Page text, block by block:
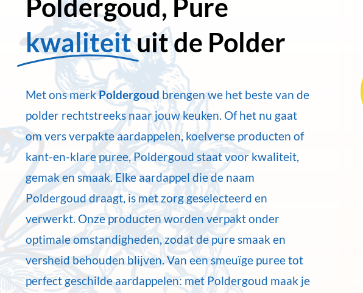
Poldergoud, Pure
kwaliteituit de Polder
Met ons merkPoldergoudbrengen we het beste van de
polder rechtstreeks naar jouw keuken. Of het nu gaat
om vers verpakte aardappelen, koelverse producten of
kant-en-klare puree, Poldergoud staat voor kwaliteit,
gemak en smaak. Elke aardappel die de naam
Poldergoud draagt, is met zorg geselecteerd en
verwerkt. Onze producten worden verpakt onder
optimale omstandigheden, zodat de pure smaak en
versheid behouden blijven. Van een smeuïge puree tot
perfect geschilde aardappelen: met Poldergoud maak je